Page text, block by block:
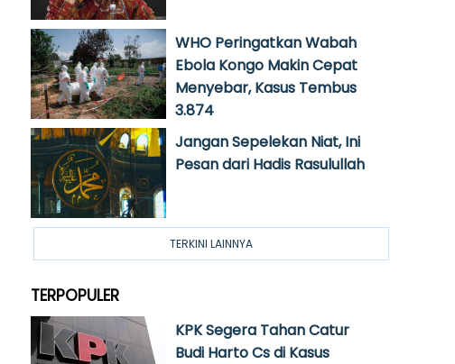
WHO Peringatkan Wabah
Ebola Kongo Makin Cepat
Menyebar, Kasus Tembus
3.874
Jangan Sepelekan Niat, Ini
Pesan dari Hadis Rasulullah
TERKINI LAINNYA
TERPOPULER
KPK Segera Tahan Catur
Budi Harto Cs di Kasus